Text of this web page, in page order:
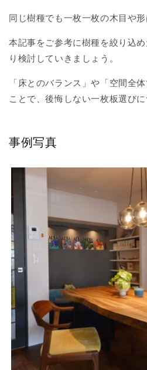
同じ樹種でも一枚一枚の木目や形
本記事をご参考に樹種を絞り込
り検討していきましょう。
「床とのバランス」や「空間全
ことで、後悔しない一枚板選びに
事例写真